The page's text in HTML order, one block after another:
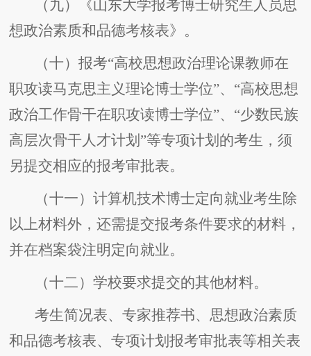
（九）《山东大学报考博士研究生人员思
想政治素质和品德考核表》。
（十）报考“高校思想政治理论课教师在
职攻读马克思主义理论博士学位”、“高校思想
政治工作骨干在职攻读博士学位”、“少数民族
高层次骨干人才计划”等专项计划的考生，须
另提交相应的报考审批表。
（十一）计算机技术博士定向就业考生除
以上材料外，还需提交报考条件要求的材料，
并在档案袋注明定向就业。
（十二）学校要求提交的其他材料。
考生简况表、专家推荐书、思想政治素质
和品德考核表、专项计划报考审批表等相关表